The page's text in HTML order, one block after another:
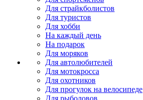
Для страйкболистов
Для туристов
Для хобби
На каждый день
На подарок
Для моряков
Для автолюбителей
Для мотокросса
Для охотников
Для прогулок на велосипеде
Для рыболовов